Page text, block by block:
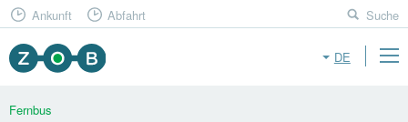
DE
Ankunft Abfahrt Suche
Fernbus